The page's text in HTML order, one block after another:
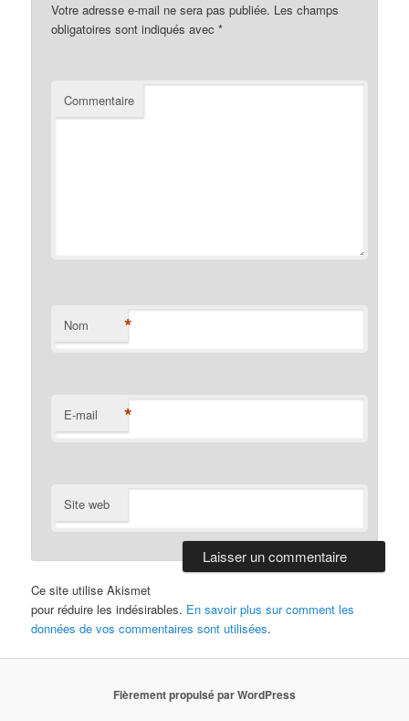
Votre adresse e-mail ne sera pas publiée. Les champs
obligatoires sont indiqués avec*
Commentaire
Nom *
E-mail *
Site web
Ce site utilise Akismet
pour réduire les indésirables. En savoir plus sur comment les
données de vos commentaires sont utilisées.
Fièrement propulsé par WordPress